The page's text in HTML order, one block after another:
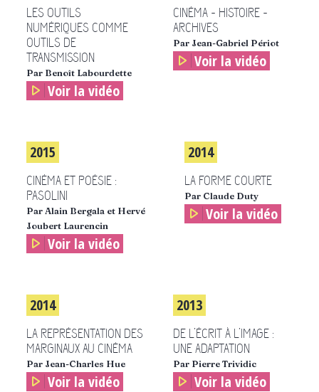
LES OUTILS
NUMÉRIQUES COMME
OUTILS DE
TRANSMISSION
Par Benoît Labourdette
Voir la vidéo
CINÉMA - HISTOIRE -
ARCHIVES
Par Jean-Gabriel Périot
Voir la vidéo
2015
CINÉMA ET POÉSIE :
PASOLINI
Par Alain Bergala et Hervé
Joubert Laurencin
Voir la vidéo
2014
LA FORME COURTE
Par Claude Duty
Voir la vidéo
2014
LA REPRÉSENTATION DES
MARGINAUX AU CINÉMA
Par Jean-Charles Hue
Voir la vidéo
2013
DE L’ÉCRIT À L’IMAGE :
UNE ADAPTATION
Par Pierre Trividic
Voir la vidéo